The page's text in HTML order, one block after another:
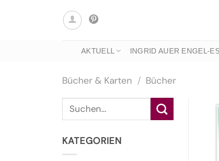
AKTUELL INGRID AUER ENGEL-
Bücher & Karten / Bücher
Suche
nach:
KATEGORIEN